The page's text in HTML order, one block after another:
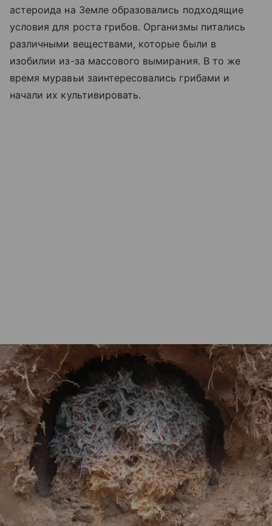
астероида на Земле образовались подходящие
условия для роста грибов. Организмы питались
различными веществами, которые были в
изобилии из-за массового вымирания. В то же
время муравьи заинтересовались грибами и
начали их культивировать.